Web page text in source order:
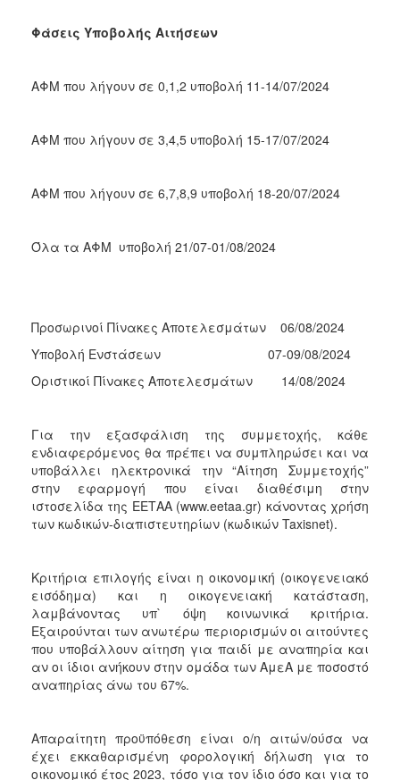
Φάσεις Υποβολής Αιτήσεων
ΑΦΜ που λήγουν σε 0,1,2 υποβολή 11-14/07/2024
ΑΦΜ που λήγουν σε 3,4,5 υποβολή 15-17/07/2024
ΑΦΜ που λήγουν σε 6,7,8,9 υποβολή 18-20/07/2024
Όλα τα ΑΦΜ υποβολή 21/07-01/08/2024
Προσωρινοί Πίνακες Αποτελεσμάτων 06/08/2024
Υποβολή Ενστάσεων 07-09/08/2024
Οριστικοί Πίνακες Αποτελεσμάτων 14/08/2024
Για την εξασφάλιση της συμμετοχής, κάθε
ενδιαφερόμενος θα πρέπει να συμπληρώσει και να
υποβάλλει ηλεκτρονικά την “Αίτηση Συμμετοχής”
στην εφαρμογή που είναι διαθέσιμη στην
ιστοσελίδα της ΕΕΤΑΑ (www.eetaa.gr) κάνοντας χρήση
των κωδικών-διαπιστευτηρίων (κωδικών Taxisnet).
Κριτήρια επιλογής είναι η οικονομική (οικογενειακό
εισόδημα) και η οικογενειακή κατάσταση,
λαμβάνοντας υπ` όψη κοινωνικά κριτήρια.
Εξαιρούνται των ανωτέρω περιορισμών οι αιτούντες
που υποβάλλουν αίτηση για παιδί με αναπηρία και
αν οι ίδιοι ανήκουν στην ομάδα των ΑμεΑ με ποσοστό
αναπηρίας άνω του 67%.
Απαραίτητη προϋπόθεση είναι ο/η αιτών/ούσα να
έχει εκκαθαρισμένη φορολογική δήλωση για το
οικονομικό έτος 2023, τόσο για τον ίδιο όσο και για το